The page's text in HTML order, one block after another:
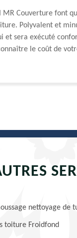
MR Couverture font
Polyvalent et
et sera exécuté
le coût de
nettoyage de
toiture Froidfond